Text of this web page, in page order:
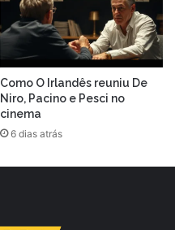
Como O Irlandês reuniu De
Niro, Pacino e Pesci no
cinema
6 dias atrás